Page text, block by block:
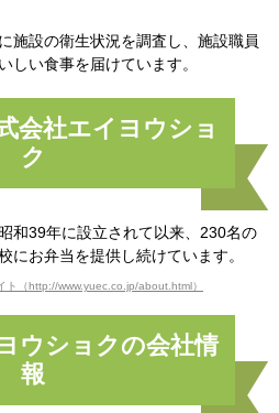
施設の衛生状況を調査し、施設職員
しい食事を届けています。
会社エイヨウショ
ク
和39年に設立されて以来、230名の
にお弁当を提供し続けています。
ト（http://www.yuec.co.jp/about.html）
ウショクの会社情
報